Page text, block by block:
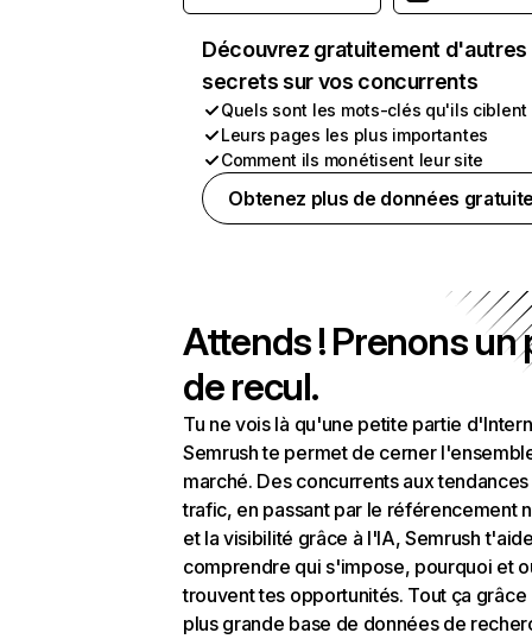
Découvrez gratuitement d'autres
secrets sur vos concurrents
Quels sont les mots-clés qu'ils ciblent
Leurs pages les plus importantes
Comment ils monétisent leur site
Obtenez plus de données
Attends ! Prenons un
de recul.
Tu ne vois là qu'une petite partie
Semrush te permet de cerner
marché. Des concurrents aux
trafic, en passant par le référencement
et la visibilité grâce à l'IA, Semrush
comprendre qui s'impose, pourquoi et
trouvent tes opportunités. Tout ça grâce
plus grande base de données de